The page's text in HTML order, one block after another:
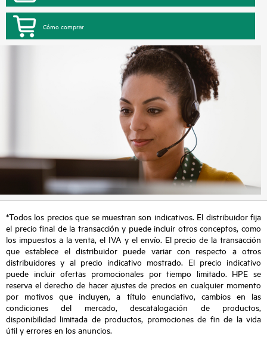
Cómo comprar
*Todos los precios que se muestran son indicativos. El distribuidor fija
el precio final de la transacción y puede incluir otros conceptos, como
los impuestos a la venta, el IVA y el envío. El precio de la transacción
que establece el distribuidor puede variar con respecto a otros
distribuidores y al precio indicativo mostrado. El precio indicativo
puede incluir ofertas promocionales por tiempo limitado. HPE se
reserva el derecho de hacer ajustes de precios en cualquier momento
por motivos que incluyen, a título enunciativo, cambios en las
condiciones del mercado, descatalogación de productos,
disponibilidad limitada de productos, promociones de fin de la vida
útil y errores en los anuncios.